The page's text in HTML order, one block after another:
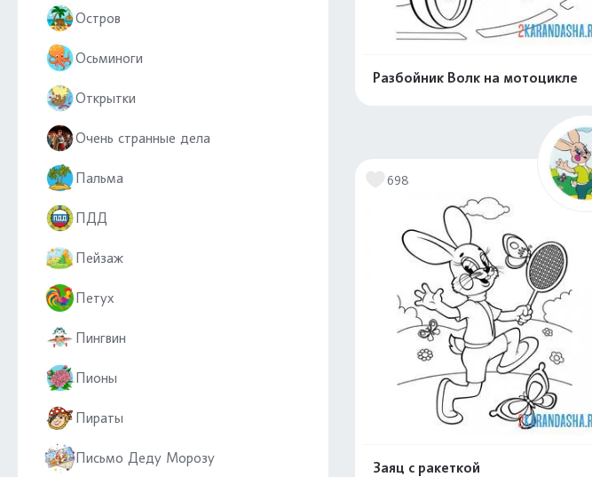
Остров
Осьминоги
Открытки
Очень странные дела
Пальма
ПДД
Пейзаж
Петух
Пингвин
Пионы
Пираты
Письмо Деду Морозу
Разбойник Волк на мотоцикле
Распечатать и скачать
698
Заяц с ракеткой